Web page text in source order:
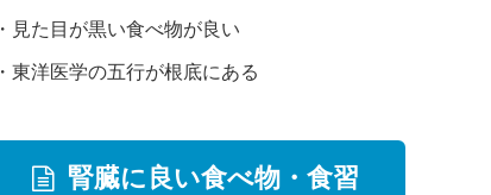
・見た目が黒い食べ物が良い
・東洋医学の五行が根底にある
腎臓に良い食べ物・食習